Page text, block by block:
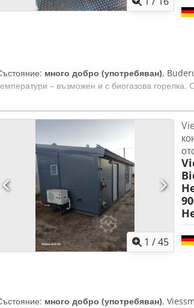
много добро (употребяван),
– възможен и с биогазова
1 /45
много добро (употребяван),